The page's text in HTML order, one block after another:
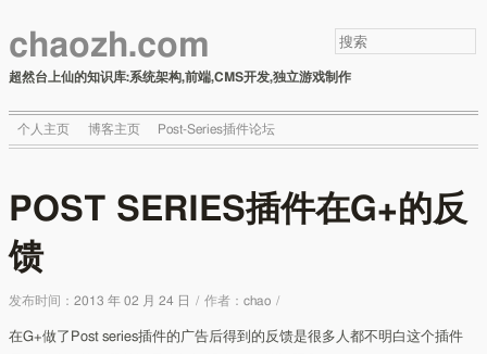
chaozh.com
超然台上仙的知识库:系统架构,前端,CMS开发,独立游戏制作
个人主页 博客主页 Post-Series插件论坛
POST SERIES插件在G+的反
馈
发布时间：2013 年 02 月 24 日 / 作者：chao /
在G+做了Post series插件的广告后得到的反馈是很多人都不明白这个插件